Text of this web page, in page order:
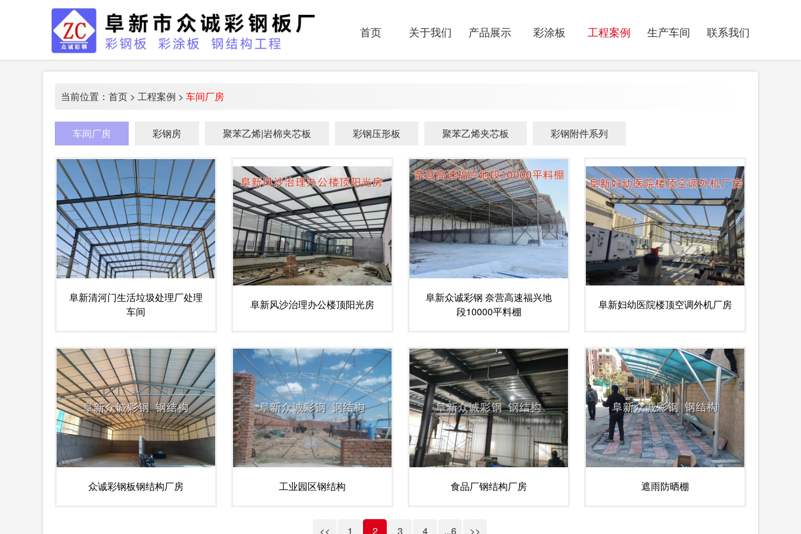
首页 关于我们 产品展示 彩涂板 工程案例 生产车间 联系我们
当前位置： 首页 > 工程案例 > 车间厂房
车间厂房 彩钢房 聚苯乙烯|岩棉夹芯板 彩钢压形板 聚苯乙烯夹芯板 彩钢附件系列
阜新清河门生活垃圾处理厂处理
车间
阜新风沙治理办公楼顶阳光房
阜新众诚彩钢 奈营高速福兴地
段10000平料棚
阜新妇幼医院楼顶空调外机厂房
众诚彩钢板钢结构厂房 工业园区钢结构 食品厂钢结构厂房 遮雨防晒棚
<< 1 2 3 4 ...6 >>